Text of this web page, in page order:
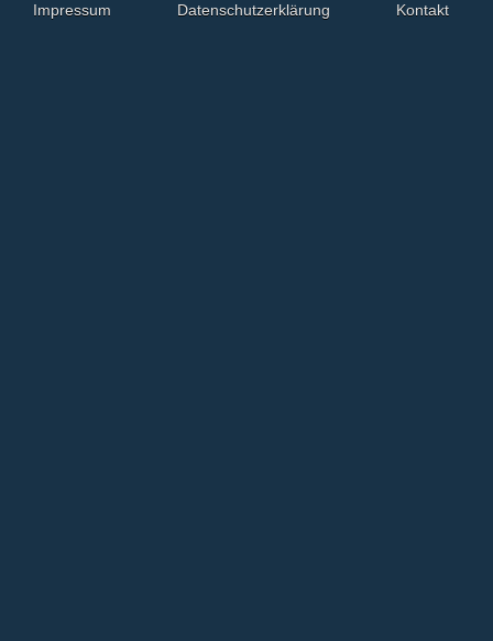
Impressum Datenschutzerklärung Kontakt